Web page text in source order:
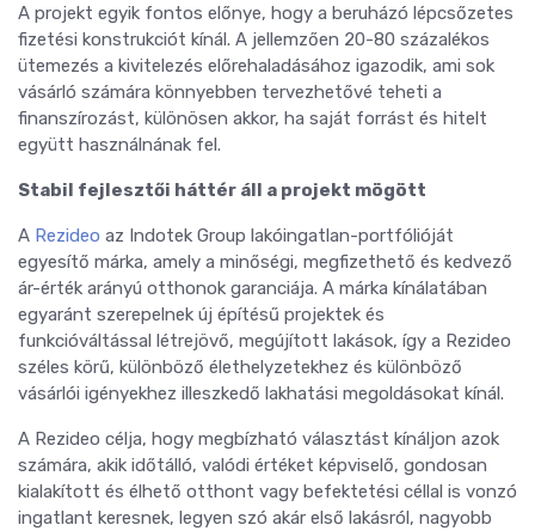
A projekt egyik fontos előnye, hogy a beruházó lépcsőzetes
fizetési konstrukciót kínál. A jellemzően 20-80 százalékos
ütemezés a kivitelezés előrehaladásához igazodik, ami sok
vásárló számára könnyebben tervezhetővé teheti a
finanszírozást, különösen akkor, ha saját forrást és hitelt
együtt használnának fel.
Stabil fejlesztői háttér áll a projekt mögött
A Rezideo az Indotek Group lakóingatlan-portfólióját
egyesítő márka, amely a minőségi, megfizethető és kedvező
ár-érték arányú otthonok garanciája. A márka kínálatában
egyaránt szerepelnek új építésű projektek és
funkcióváltással létrejövő, megújított lakások, így a Rezideo
széles körű, különböző élethelyzetekhez és különböző
vásárlói igényekhez illeszkedő lakhatási megoldásokat kínál.
A Rezideo célja, hogy megbízható választást kínáljon azok
számára, akik időtálló, valódi értéket képviselő, gondosan
kialakított és élhető otthont vagy befektetési céllal is vonzó
ingatlant keresnek, legyen szó akár első lakásról, nagyobb